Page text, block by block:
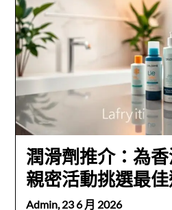
潤滑劑推介：為
親密活動挑選最
Admin, 23 6 月 2026